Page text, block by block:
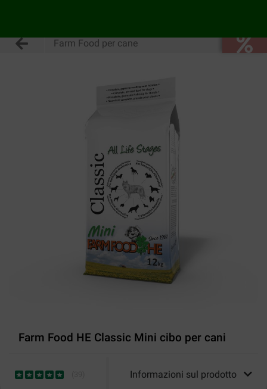
Farm Food per cane
Farm Food HE Classic Mini cibo per cani
Informazioni sul prodotto